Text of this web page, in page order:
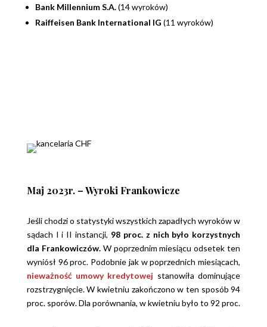
Bank Millennium S.A.(14 wyroków)
Raiffeisen Bank International IG (11 wyroków)
Maj 2023r. – Wyroki Frankowicze
Jeśli chodzi o statystyki wszystkich zapadłych wyroków w
sądach I i II instancji, 98 proc. z nich było korzystnych
dla Frankowiczów.W poprzednim miesiącu odsetek ten
wyniósł 96 proc. Podobnie jak w poprzednich miesiącach,
nieważność umowy kredytowej stanowiła dominujące
rozstrzygnięcie. W kwietniu zakończono w ten sposób 94
proc. sporów. Dla porównania, w kwietniu było to 92 proc.